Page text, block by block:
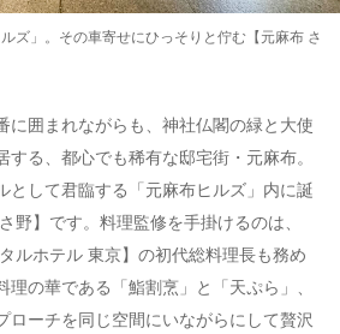
ズ」。その車寄せにひっそりと佇む【元麻布 さ
に囲まれながらも、神社仏閣の緑と大使
る、都心でも稀有な邸宅街・元麻布。
として君臨する「元麻布ヒルズ」内に誕
野】です。料理監修を手掛けるのは、
ルホテル 東京】の初代総料理長も務め
理の華である「鮨割烹」と「天ぷら」、
ローチを同じ空間にいながらにして贅沢